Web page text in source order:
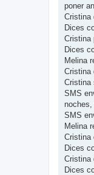
poner
Cristina
Dices
Cristina
Dices
Melina
Cristina
Cristina
SMS
SMS
Melina
Cristina
Dices
Cristina
Dices